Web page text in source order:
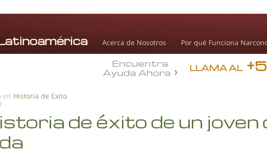
Acerca de Nosotros Por qué Funciona
LLAMA AL
Encuentra
Ayuda Ahora
en Historia de Exito
de éxito de un joven